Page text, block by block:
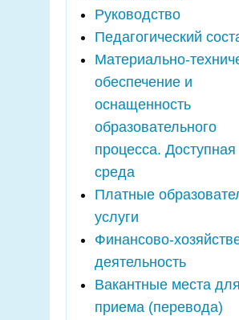
Руководство
Педагогический
Материально-
обеспечение и
оснащенность
образовательного
процесса. Доступная
среда
Платные
услуги
Финансово-
деятельность
Вакантные места для
приема (перевода)